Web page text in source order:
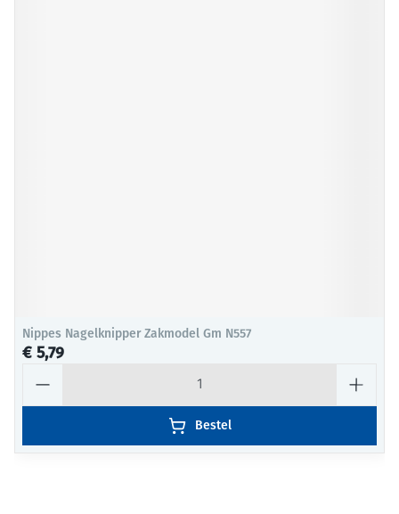
Nippes Nagelknipper Zakmodel Gm N557
€ 5,79
Bestel